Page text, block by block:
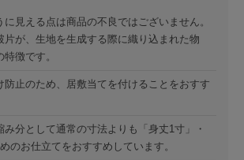
見える点は商品の不良ではございません。
片が、生地を生成する際に織り込まれた物
徴です。
防止のため、居敷当てを付けることをおすす
み分として通常の寸法よりも「身丈1寸」・
のお仕立てをおすすめしています。